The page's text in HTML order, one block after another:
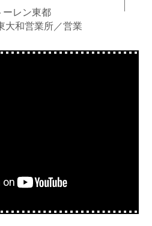
ーレン東都
大和営業所／営業